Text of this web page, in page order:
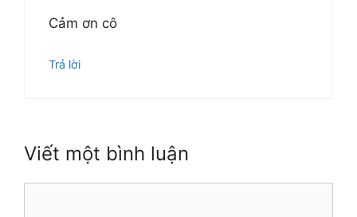
Cảm ơn cô
Trả lời
Viết một bình luận